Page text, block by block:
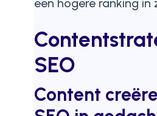
een hogere ranking in
SEO
Content